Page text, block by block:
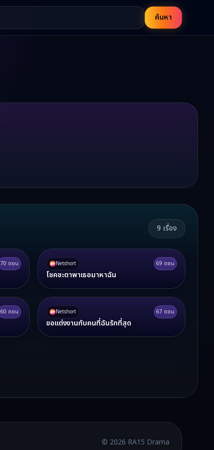
ค้นหา
9 เรื่อง
70 ตอน Netshort 69 ตอน
โชคชะตาพาเธอมาหาฉัน
60 ตอน Netshort 67 ตอน
ขอแต่งงานกับคนที่ฉันรักที่สุด
© 2026 RA15 Drama